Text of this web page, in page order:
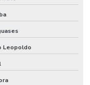
Leopoldo